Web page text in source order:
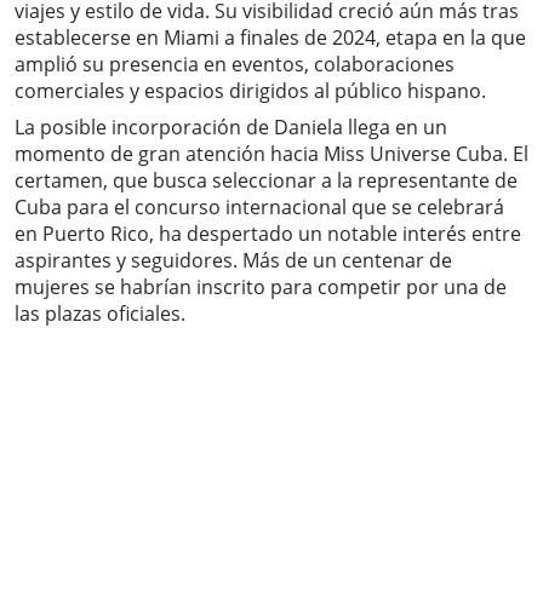
viajes y estilo de vida. Su visibilidad creció aún más tras
establecerse en Miami a finales de 2024, etapa en la que
amplió su presencia en eventos, colaboraciones
comerciales y espacios dirigidos al público hispano.
La posible incorporación de Daniela llega en un
momento de gran atención hacia Miss Universe Cuba. El
certamen, que busca seleccionar a la representante de
Cuba para el concurso internacional que se celebrará
en Puerto Rico, ha despertado un notable interés entre
aspirantes y seguidores. Más de un centenar de
mujeres se habrían inscrito para competir por una de
las plazas oficiales.